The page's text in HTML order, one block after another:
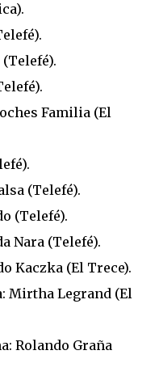
Familia (El
(Telefé).
(Telefé).
Nara (Telefé).
Kaczka (El Trece).
Mirtha Legrand (El
Rolando Graña